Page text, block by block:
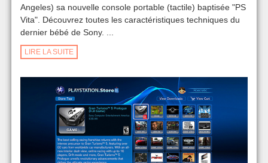
Angeles) sa nouvelle console portable (tactile) baptisée "PS
Vita". Découvrez toutes les caractéristiques techniques du
dernier bébé de Sony. ...
LIRE LA SUITE